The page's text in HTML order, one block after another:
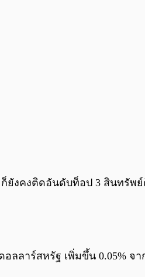
ก็ยังคงติดอันดับท็อป 3 สินทรัพ
ลลาร์สหรัฐ เพิ่มขึ้น 0.05% จ